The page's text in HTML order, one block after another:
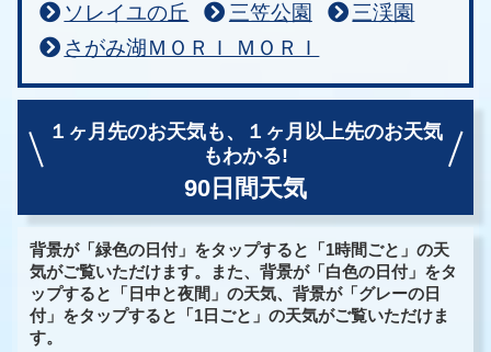
ソレイユの丘
三笠公園
三渓園
さがみ湖ＭＯＲＩ ＭＯＲＩ
１ヶ月先のお天気も、
１ヶ月以上先のお天気
もわかる!
90日間天気
背景が「緑色の日付」をタップすると「1時間ごと」の天
気がご覧いただけます。また、背景が「白色の日付」をタ
ップすると「日中と夜間」の天気、背景が「グレーの日
付」をタップすると「1日ごと」の天気がご覧いただけま
す。